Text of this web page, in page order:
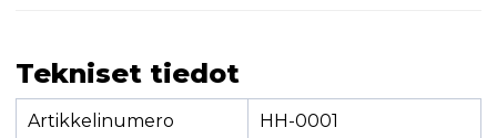
Tekniset tiedot
Artikkelinumero HH-0001